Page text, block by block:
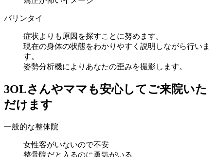
バリンタイ
症状よりも原因を探すことに努めます。
現在の身体の状態をわかりやすく説明しながら行いま
す。
姿勢分析機によりあなたの歪みを撮影します。
3OLさんやママも安心してご来院いた
だけます
一般的な整体院
女性客がいないので不安
整骨院だと入るのに勇気がいる